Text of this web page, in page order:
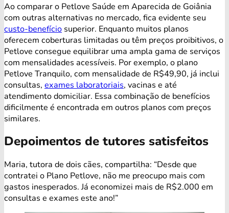
Ao comparar o Petlove Saúde em Aparecida de Goiânia
com outras alternativas no mercado, fica evidente seu
custo-benefício superior. Enquanto muitos planos
oferecem coberturas limitadas ou têm preços proibitivos, o
Petlove consegue equilibrar uma ampla gama de serviços
com mensalidades acessíveis. Por exemplo, o plano
Petlove Tranquilo, com mensalidade de R$49,90, já inclui
consultas, exames laboratoriais, vacinas e até
atendimento domiciliar. Essa combinação de benefícios
dificilmente é encontrada em outros planos com preços
similares.
Depoimentos de tutores satisfeitos
Maria, tutora de dois cães, compartilha: “Desde que
contratei o Plano Petlove, não me preocupo mais com
gastos inesperados. Já economizei mais de R$2.000 em
consultas e exames este ano!”